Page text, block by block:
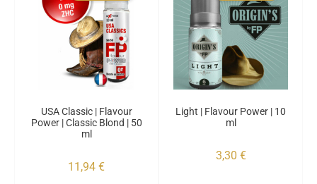
USA Classic | Flavour
Power | Classic Blond | 50
ml
11,94 €
Light | Flavour Power | 10
ml
3,30 €